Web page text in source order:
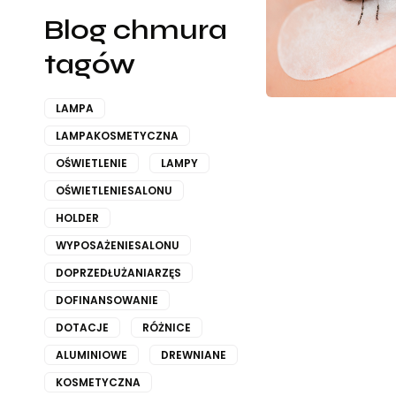
Blog chmura
tagów
LAMPA
LAMPAKOSMETYCZNA
OŚWIETLENIE
LAMPY
OŚWIETLENIESALONU
HOLDER
WYPOSAŻENIESALONU
DOPRZEDŁUŻANIARZĘS
DOFINANSOWANIE
DOTACJE
RÓŻNICE
ALUMINIOWE
DREWNIANE
KOSMETYCZNA